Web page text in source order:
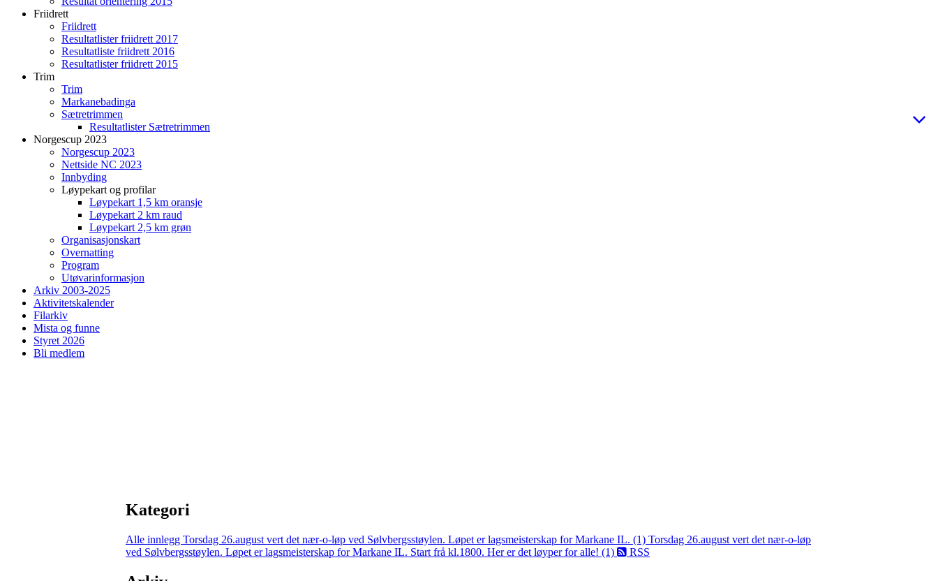
Friidrett
Friidrett
Resultatlister friidrett 2017
Resultatliste friidrett 2016
Resultatlister friidrett 2015
Trim
Trim
Markanebadinga
Sætretrimmen
Resultatlister Sætretrimmen
Norgescup 2023
Norgescup 2023
Nettside NC 2023
Innbyding
Løypekart og profilar
Løypekart 1,5 km oransje
Løypekart 2 km raud
Løypekart 2,5 km grøn
Organisasjonskart
Overnatting
Program
Utøvarinformasjon
Arkiv 2003-2025
Aktivitetskalender
Filarkiv
Mista og funne
Styret 2026
Bli medlem
Kategori
Alle innlegg Torsdag 26.august vert det nær-o-løp ved Sølvbergsstøylen. Løpet er lagsmeisterskap for Markane IL. (1) Torsdag 26.august vert det nær-o-løp
ved Sølvbergsstøylen. Løpet er lagsmeisterskap for Markane IL. Start frå kl.1800. Her er det løyper for alle! (1)
RSS